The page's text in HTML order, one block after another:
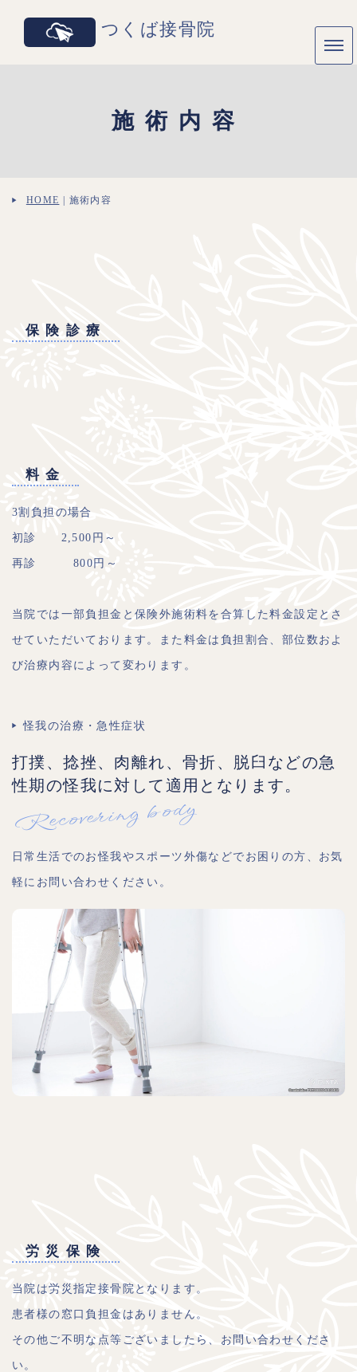
つくば接骨院
施術内容
HOME 施術内容
保険診療
料金
3割負担の場合
初診 2,500円～
再診 800円～
当院では一部負担金と保険外施術料を合算した料金設定とさ
せていただいております。また料金は負担割合、部位数およ
び治療内容によって変わります。
怪我の治療・急性症状
打撲、捻挫、肉離れ、骨折、脱臼などの急
性期の怪我に対して適用となります。
Recovering body
日常生活でのお怪我やスポーツ外傷などでお困りの方、お気
軽にお問い合わせください。
労災保険
当院は労災指定接骨院となります。
患者様の窓口負担金はありません。
その他ご不明な点等ございましたら、お問い合わせくださ
い。